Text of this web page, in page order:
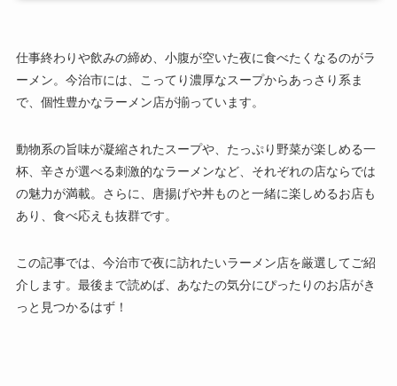
仕事終わりや飲みの締め、小腹が空いた夜に食べたくなるのがラ
ーメン。今治市には、こってり濃厚なスープからあっさり系ま
で、個性豊かなラーメン店が揃っています。
動物系の旨味が凝縮されたスープや、たっぷり野菜が楽しめる一
杯、辛さが選べる刺激的なラーメンなど、それぞれの店ならでは
の魅力が満載。さらに、唐揚げや丼ものと一緒に楽しめるお店も
あり、食べ応えも抜群です。
この記事では、今治市で夜に訪れたいラーメン店を厳選してご紹
介します。最後まで読めば、あなたの気分にぴったりのお店がき
っと見つかるはず！